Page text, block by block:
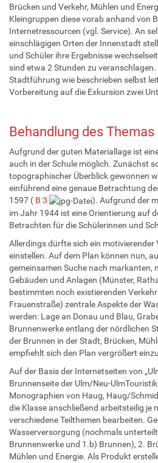
Brücken und Verkehr, Mühlen und
Kleingruppen diese vorab anhand von
Internetressourcen (vgl. Service). An
einschlägigen Orten der Innenstadt
und Schüler ihre Ergebnisse
sind etwa 2 Stunden zu veranschlagen.
Stadtführung wie beschrieben selbst
Vorbereitung auf die Exkursion zwei
Behandlung des Themas
Aufgrund der guten Materiallage ist
auch in der Schule möglich. Zunächst
topographischer Überblick gewonnen
einführend eine genaue Betrachtung
1597 ( B 3
). Aufgrund der
im Jahr 1944 ist eine Orientierung auf
Betrachten für die Schülerinnen und
Allerdings dürfte sich ein
einstellen. Auf dem Plan können nun,
gemeinsamen Suche nach markanten,
Gebäuden und Anlagen (Münster,
bestimmten noch existierenden
Frauenstraße) zentrale Aspekte der
werden: Lage an Donau und Blau,
Brunnenwerke entlang der nördlichen
der Brunnen in der Stadt, Brücken,
empfiehlt sich den Plan vergrößert
Auf der Basis der Internetseiten von
Brunnenseite der Ulm/Neu-
Monographien von Haug, Haug/
die Klasse anschließend arbeitsteilig je
verschiedene Teilthemen bearbeiten.
Wasserversorgung (nochmals
Brunnenwerke und 1.b) Brunnen), 2.
Mühlen und Energie. Als Produkt